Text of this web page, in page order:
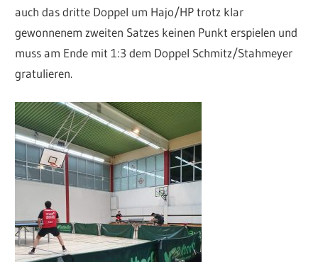
auch das dritte Doppel um Hajo/HP trotz klar
gewonnenem zweiten Satzes keinen Punkt erspielen und
muss am Ende mit 1:3 dem Doppel Schmitz/Stahmeyer
gratulieren.